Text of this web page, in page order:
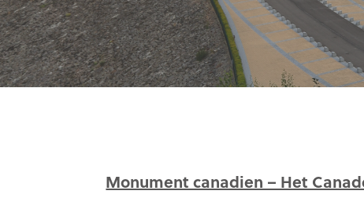
Monument canadien – Het